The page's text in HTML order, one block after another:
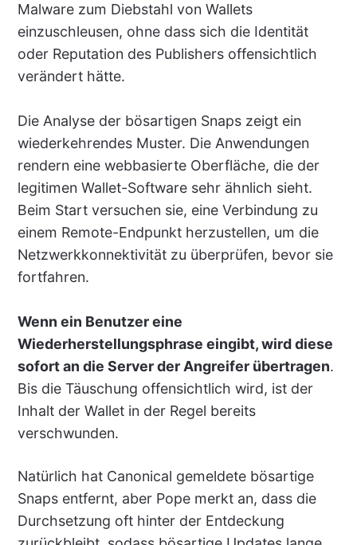
Malware zum Diebstahl von Wallets
einzuschleusen, ohne dass sich die Identität
oder Reputation des Publishers offensichtlich
verändert hätte.
Die Analyse der bösartigen Snaps zeigt ein
wiederkehrendes Muster. Die Anwendungen
rendern eine webbasierte Oberfläche, die der
legitimen Wallet-Software sehr ähnlich sieht.
Beim Start versuchen sie, eine Verbindung zu
einem Remote-Endpunkt herzustellen, um die
Netzwerkkonnektivität zu überprüfen, bevor sie
fortfahren.
Wenn ein Benutzer eine
Wiederherstellungsphrase eingibt, wird diese
sofort an die Server der Angreifer übertragen.
Bis die Täuschung offensichtlich wird, ist der
Inhalt der Wallet in der Regel bereits
verschwunden.
Natürlich hat Canonical gemeldete bösartige
Snaps entfernt, aber Pope merkt an, dass die
Durchsetzung oft hinter der Entdeckung